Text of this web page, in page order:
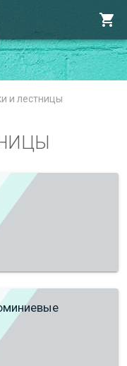
и лестницы